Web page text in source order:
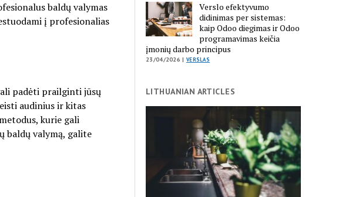
baldų valymas
į profesionalias
padėti prailginti jūsų
audinius ir kitas
kurie gali
baldų valymą, galite
Verslo efektyvumo
didinimas per sistemas:
kaip Odoo diegimas ir Odoo
programavimas keičia
įmonių darbo principus
23/04/2026 | VERSLAS
LITHUANIAN ARTICLES